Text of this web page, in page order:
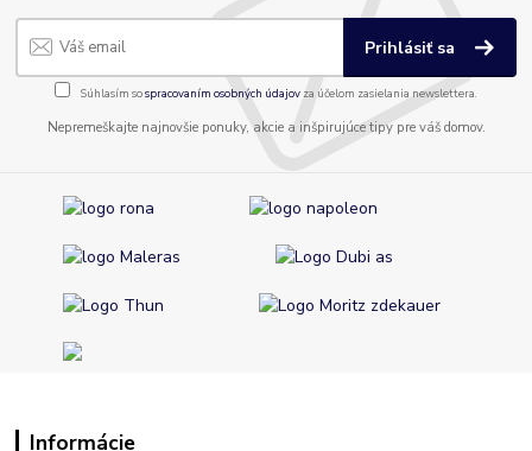
Prihlásiť sa
Súhlasím sospracovaním osobných údajov za účelom zasielania newslettera.
Nepremeškajte najnovšie ponuky, akcie a inšpirujúce tipy pre váš domov.
Informácie